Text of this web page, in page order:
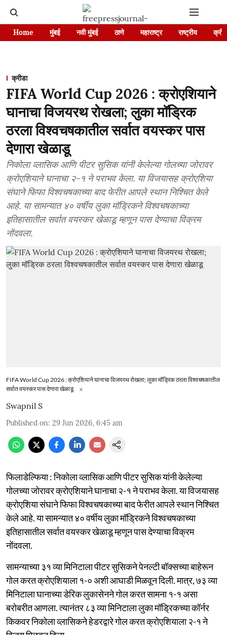
Home मुंबई नवी मुंबई ठाणे महाराष्ट्र राष्ट्रीय
क्रीडा
FIFA World Cup 2026 : क्रोएशियाने
घानाचा विजयरथ रोखला; लुका मॉड्रिक
ठरला विश्वचषकातील सर्वात वयस्कर पास
देणारा खेळाडू
निकोला व्लासिक आणि पीटर सुसिक यांनी केलेल्या गोलच्या जोरावर
क्रोएशियाने घानाचा २-१ ने पराभव केला. या विजयासह क्रोएशिया
संघाने फिफा विश्वचषकाच्या बाद फेरीत आपले स्थान निश्चित केले
आहे. या सामन्यात ४० वर्षीय लुका मॉड्रिकने विश्वचषकाच्या
इतिहासातील सर्वात वयस्कर खेळाडू म्हणून पास देण्याचा विक्रम
नोंदवला.
FIFA World Cup 2026 : क्रोएशियाने घानाचा विजयरथ रोखला; लुका मॉड्रिक ठरला विश्वचषकातील
सर्वात वयस्कर पास देणारा खेळाडू
x
Swapnil S
Published on: 29 Jun 2026, 6:45 am
फिलाडेल्फिया : निकोला व्लासिक आणि पीटर सुसिक यांनी केलेल्या
गोलच्या जोरावर क्रोएशियाने घानाचा २-१ ने पराभव केला. या विजयासह
क्रोएशिया संघाने फिफा विश्वचषकाच्या बाद फेरीत आपले स्थान निश्चित
केले आहे. या सामन्यात ४० वर्षीय लुका मॉड्रिकने विश्वचषकाच्या
इतिहासातील सर्वात वयस्कर खेळाडू म्हणून पास देण्याचा विक्रम
नोंदवला.
सामन्याच्या ३१ व्या मिनिटाला पीटर सुसिकने पेनल्टी बॉक्सच्या बाहेरून
गोल करत क्रोएशियाला १-० अशी आघाडी मिळवून दिली. मात्र, ७३ व्या
मिनिटाला घानाच्या डेरिक लुकासेनने गोल करत सामना १-१ असा
बरोबरीत आणला. त्यानंतर ८३ व्या मिनिटाला लुका मॉड्रिकच्या कॉर्नर
किकवर निकोला व्लासिकने हेडरद्वारे गोल करत क्रोएशियाला २-१ ने